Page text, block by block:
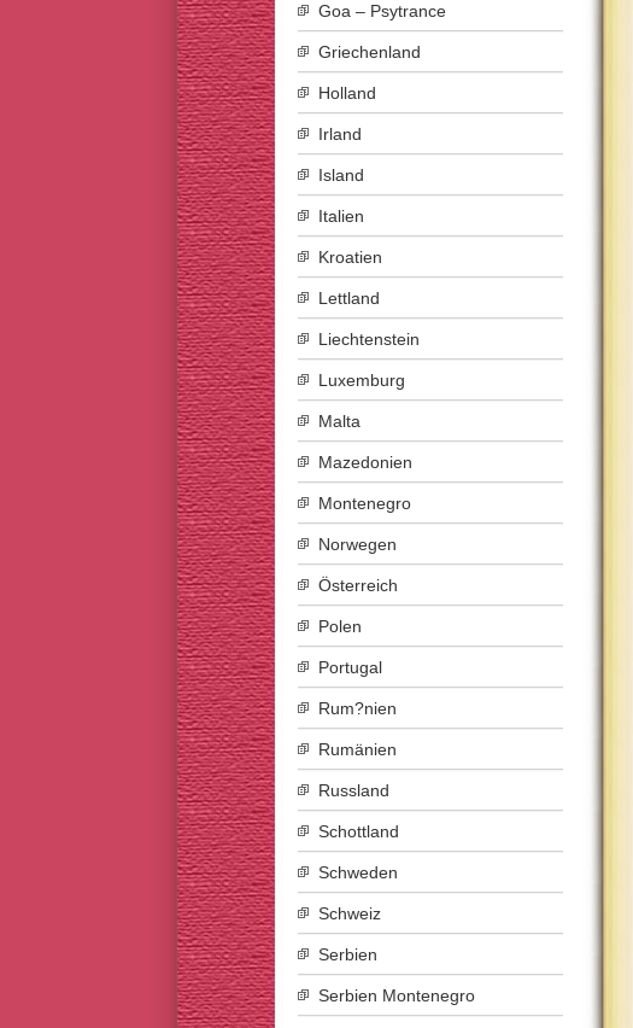
Goa – Psytrance
Griechenland
Holland
Irland
Island
Italien
Kroatien
Lettland
Liechtenstein
Luxemburg
Malta
Mazedonien
Montenegro
Norwegen
Österreich
Polen
Portugal
Rum?nien
Rumänien
Russland
Schottland
Schweden
Schweiz
Serbien
Serbien Montenegro